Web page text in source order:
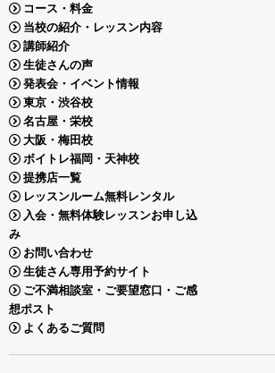
コース・料金
当校の紹介・レッスン内容
講師紹介
生徒さんの声
発表会・イベント情報
東京・渋谷校
名古屋・栄校
大阪・梅田校
ボイトレ福岡・天神校
提携店一覧
レッスンルーム無料レンタル
入会・無料体験レッスンお申し込
み
お問い合わせ
生徒さん専用予約サイト
ご不満相談室・ご要望窓口・ご感
想ポスト
よくあるご質問